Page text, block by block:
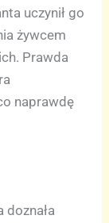
uczynił go
żywcem
Prawda
naprawdę
doznała